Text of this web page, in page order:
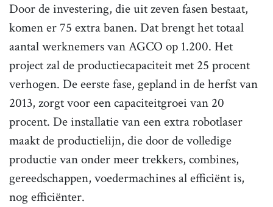
Door de investering, die uit zeven fasen bestaat,
komen er 75 extra banen. Dat brengt het totaal
aantal werknemers van AGCO op 1.200. Het
project zal de productiecapaciteit met 25 procent
verhogen. De eerste fase, gepland in de herfst van
2013, zorgt voor een capaciteitgroei van 20
procent. De installatie van een extra robotlaser
maakt de productielijn, die door de volledige
productie van onder meer trekkers, combines,
gereedschappen, voedermachines al efficiënt is,
nog efficiënter.